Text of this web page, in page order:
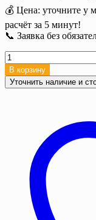
💰 Цена: уточните у
расчёт за 5 минут!
📞 Заявка без
Количество
товара
Полог
тент
люверсами
В корзину
Уточнить наличие и